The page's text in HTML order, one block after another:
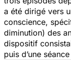
a été dirigé vers
conscience,
diminution) des
dispositif
puis d’une